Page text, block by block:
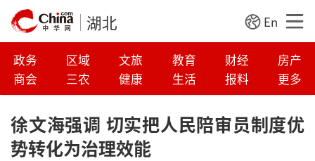
湖北 En
政务 区域 文旅 教育 财经
房产
商会
三农 健康 生活 报料 更多
徐文海强调 切实把人民陪审员制度优
势转化为治理效能